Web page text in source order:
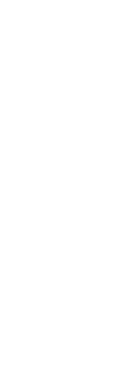
av 1.1 kg